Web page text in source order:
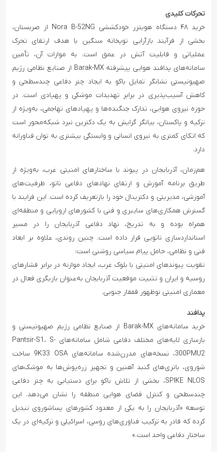
تحرکات کلیدی
خرید ۴۸ دستگاه هویتزر خودکششی Nora B-52NG از صربستان،
بخشی از فرآیند بازآرایی توپخانه سنگین با هدف ارتقای تحرک
عملیاتی و قابلیت آتش در عمق است. به موازات آن، تأمین
سامانه‌های پدافند هوایی پیشرفته Barak-MX از صنایع نظامی رژیم
صهیونیستی نشانگر تمایل باکو به ایجاد چتر دفاعی چندسطحی و
کاهش آسیب‌پذیری در برابر تهدیدات موشکی و پهپادی است. در
حوزه نیروی هوایی، تدارک جنگنده‌ها و پهپادهای تهاجمی، به‌ویژه از
ترکیه و پاکستان، بیانگر گرایش به یک دکترین نبرد شبکه‌محور است
که اتکای کمتری به نیروی انسانی و وابستگی بیشتری به توان فناورانه
دارد.
هم‌زمان، آذربایجان در پیوند با ساختارهای امنیتی غرب، به‌ویژه از
طریق برنامه آموزش و ارتقای نهادهای دفاعی ناتو، ظرفیت‌های
آموزشی، مدیریتی و دکترینال خود را بازتعریف کرده است. این فرایند با
گسترش همکاری‌های سایبری و فنی با کشورهای اروپایی و منطقه‌ای
همراه بوده و به تدریج، نهاد دفاعی آذربایجان را در مسیر
استانداردسازی ناتویی قرار داده است. چنین روندی، علاوه بر ابعاد
فنی و نظامی، حامل پیام سیاسی روشنی است:
تقویت پیوندهای امنیتی با بلوک غرب، ایجاد موازنه در برابر فشارهای
روسیه و ایران و تثبیت موقعیت آذربایجان به‌عنوان بازیگری فعال در
معماری امنیتی نوظهور قفقاز جنوبی.
پدافند
خرید سامانه‌های Barak-MX از صنایع نظامی رژیم صهیونیستی و
بازسازی لایه‌های مختلف دفاعی شامل سامانه‌های Pantsir-S1، S-
300PMU2، نسخه‌های مدرن‌شده سامانه‌های 9K33 OSA ساخت
شوروی، باتری‌های گنبد آهنین و تجهیز زره‌پوش‌ها به موشک‌های
SPIKE NLOS، بخشی از تلاش باکو برای دستیابی به چتر دفاعی
چندسطحی و کنترل فضای هوایی منطقه را نشان می‌دهد. این
توسعه «آذربایجان را به یکی از معدود کشورهای پسا‌شوروی تبدیل
کرده که قادر به ترکیب فناوری‌های روسی، اسرائیلی و ترکیه‌ای در یک
ساختار دفاعی واحد است.»